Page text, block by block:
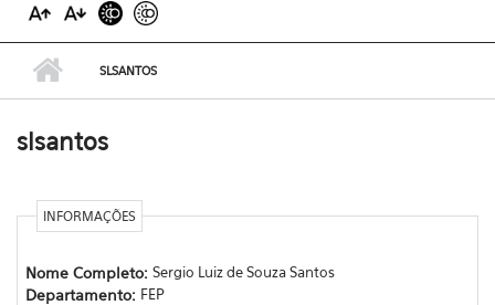
SLSANTOS
slsantos
INFORMAÇÕES
Nome Completo: Sergio Luiz de Souza Santos
Departamento: FEP